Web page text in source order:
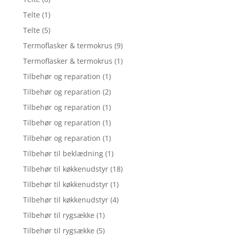
Telte (1)
Telte (5)
Termoflasker & termokrus (9)
Termoflasker & termokrus (1)
Tilbehør og reparation (1)
Tilbehør og reparation (2)
Tilbehør og reparation (1)
Tilbehør og reparation (1)
Tilbehør og reparation (1)
Tilbehør til beklædning (1)
Tilbehør til køkkenudstyr (18)
Tilbehør til køkkenudstyr (1)
Tilbehør til køkkenudstyr (4)
Tilbehør til rygsække (1)
Tilbehør til rygsække (5)